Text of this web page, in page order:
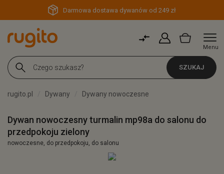
Darmowa dostawa dywanów od 249 zł
Menu
SZUKAJ
rugito.pl Dywany Dywany nowoczesne
Dywan nowoczesny turmalin mp98a do salonu do
przedpokoju zielony
nowoczesne, do przedpokoju, do salonu